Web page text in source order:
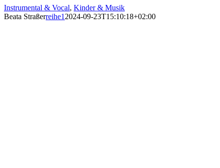
Instrumental & Vocal, Kinder & Musik
Beata Straßerreihe1 2024-09-23T15:10:18+02:00